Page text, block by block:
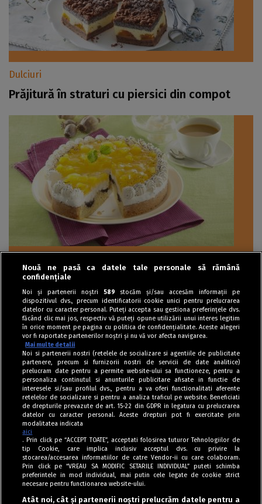
Dulciuri
Prăjitură în straturi cu piersici din compot
Dulciuri
Tort cu compot de dovleac și blat marmorat
cu mac
Tag index
Program Antena 1
Nouă ne pasă ca datele tale personale să rămână
confidențiale
Noi și partenerii noștri 589 stocăm și/sau accesăm informații pe
dispozitivul dvs., precum identificatorii cookie unici pentru prelucrarea
datelor cu caracter personal. Puteți accepta sau gestiona preferințele dvs.
făcând clic mai jos, respectiv vă puteți opune utilizării unui interes legitim
în orice moment pe pagina cu politica de confidențialitate. Aceste alegeri
vor fi raportate partenerilor noștri și nu vă vor afecta navigarea.
Mai multe detalii
Noi si partenerii nostri (retelele de socializare si agentiile de publicitate
partenere, precum si furnizorii nostri de servicii de date analitice)
prelucram date pentru a permite website-ului sa functioneze, pentru a
personaliza continutul si anunturile publicitare afisate in functie de
interesele si/sau profilul dvs., pentru a va oferi functionalitati aferente
retelelor de socializare si pentru a analiza traficul pe website. Beneficiati
de drepturile prevazute de art. 15-22 din GDPR in legatura cu prelucrarea
datelor cu caracter personal. Aceste drepturi pot fi exercitate prin
modalitatea indicata
aici
. Prin click pe “ACCEPT TOATE”, acceptati folosirea tuturor Tehnologiilor de
tip Cookie, care implica inclusiv acceptul dvs. cu privire la
stocarea/accesarea informatiilor de catre Vendor-ii cu care colaboram.
Prin click pe “VREAU SA MODIFIC SETARILE INDIVIDUAL” puteti schimba
preferintele in mod individual, mai putin cele legate de cookie strict
necesare pentru functionarea website-ului.
Atât noi, cât și partenerii noștri prelucrăm datele pentru a